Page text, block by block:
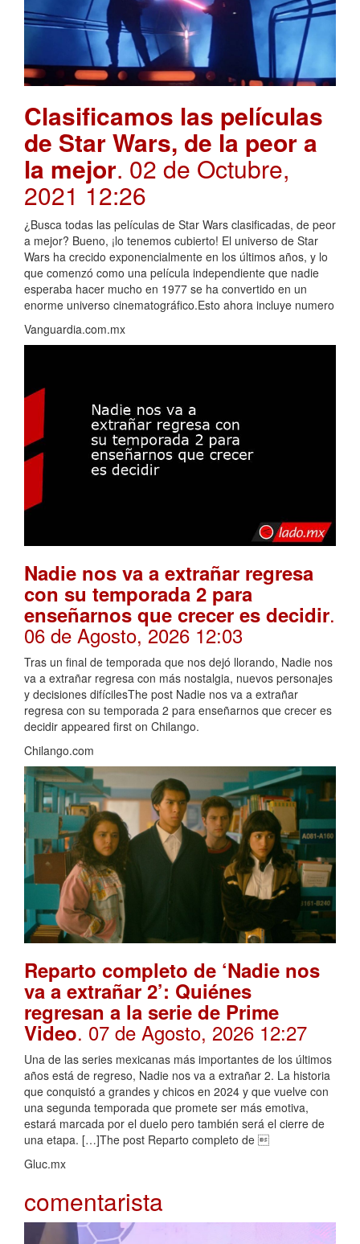
Clasificamos las películas
de Star Wars, de la peor a
la mejor. 02 de Octubre,
2021 12:26
¿Busca todas las películas de Star Wars clasificadas, de peor
a mejor? Bueno, ¡lo tenemos cubierto! El universo de Star
Wars ha crecido exponencialmente en los últimos años, y lo
que comenzó como una película independiente que nadie
esperaba hacer mucho en 1977 se ha convertido en un
enorme universo cinematográfico.Esto ahora incluye numero
Vanguardia.com.mx
Nadie nos va a extrañar regresa
con su temporada 2 para
enseñarnos que crecer es decidir.
06 de Agosto, 2026 12:03
Tras un final de temporada que nos dejó llorando, Nadie nos
va a extrañar regresa con más nostalgia, nuevos personajes
y decisiones difícilesThe post Nadie nos va a extrañar
regresa con su temporada 2 para enseñarnos que crecer es
decidir appeared first on Chilango.
Chilango.com
Reparto completo de ‘Nadie nos
va a extrañar 2’: Quiénes
regresan a la serie de Prime
Video. 07 de Agosto, 2026 12:27
Una de las series mexicanas más importantes de los últimos
años está de regreso, Nadie nos va a extrañar 2. La historia
que conquistó a grandes y chicos en 2024 y que vuelve con
una segunda temporada que promete ser más emotiva,
estará marcada por el duelo pero también será el cierre de
una etapa. […]The post Reparto completo de 
Gluc.mx
comentarista